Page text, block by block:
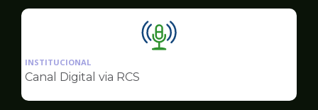
Ilustração
Comunicação
INSTITUCIONAL
Canal Digital via RCS